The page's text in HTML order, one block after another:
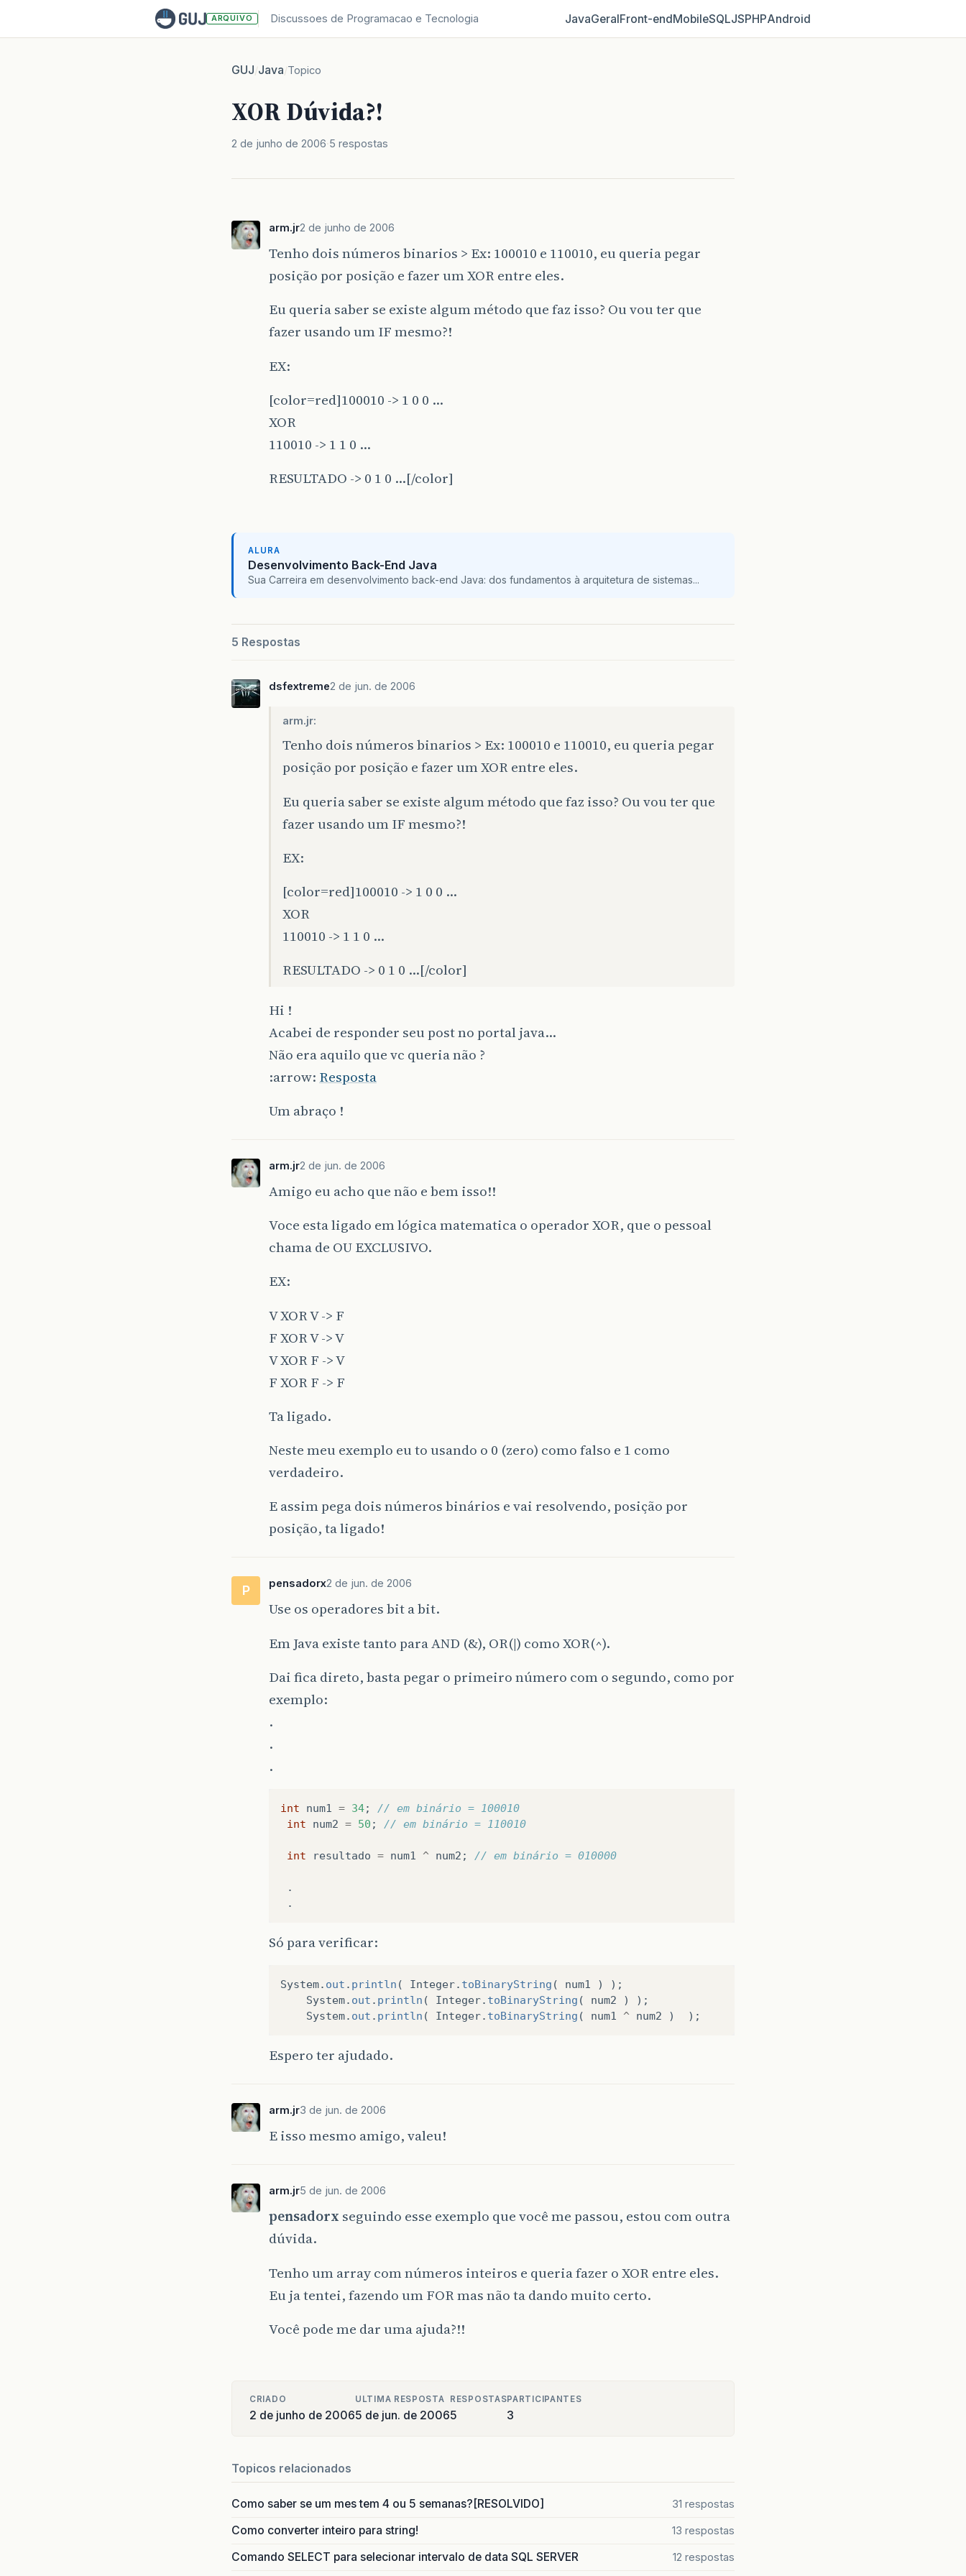
ARQUIVO Discussoes de Programacao e Tecnologia JavaGeralFront‑endMobileSQLJSPHPAndroid
GUJ/Java/Topico
XOR Dúvida?!
2 de junho de 2006 5 respostas
arm.jr2 de junho de 2006
Tenho dois números binarios > Ex: 100010 e 110010, eu queria pegar
posição por posição e fazer um XOR entre eles.
Eu queria saber se existe algum método que faz isso? Ou vou ter que
fazer usando um IF mesmo?!
EX:
[color=red]100010 -> 1 0 0 …
XOR
110010 -> 1 1 0 …
RESULTADO -> 0 1 0 …[/color]
ALURA
Desenvolvimento Back-End Java
Sua Carreira em desenvolvimento back-end Java: dos fundamentos à arquitetura de sistemas...
5 Respostas
dsfextreme2 de jun. de 2006
arm.jr:
Tenho dois números binarios > Ex: 100010 e 110010, eu queria pegar
posição por posição e fazer um XOR entre eles.
Eu queria saber se existe algum método que faz isso? Ou vou ter que
fazer usando um IF mesmo?!
EX:
[color=red]100010 -> 1 0 0 …
XOR
110010 -> 1 1 0 …
RESULTADO -> 0 1 0 …[/color]
Hi !
Acabei de responder seu post no portal java…
Não era aquilo que vc queria não ?
:arrow: Resposta
Um abraço !
arm.jr2 de jun. de 2006
Amigo eu acho que não e bem isso!!
Voce esta ligado em lógica matematica o operador XOR, que o pessoal
chama de OU EXCLUSIVO.
EX:
V XOR V -> F
F XOR V -> V
V XOR F -> V
F XOR F -> F
Ta ligado.
Neste meu exemplo eu to usando o 0 (zero) como falso e 1 como
verdadeiro.
E assim pega dois números binários e vai resolvendo, posição por
posição, ta ligado!
P pensadorx2 de jun. de 2006
Use os operadores bit a bit.
Em Java existe tanto para AND (&), OR(|) como XOR(^).
Dai fica direto, basta pegar o primeiro número com o segundo, como por
exemplo:
.
.
.
int num1 = 34;
// em binário = 100010
int
num2 = 50 ; // em binário = 110010
int resultado = num1 ^ num2 ; // em binário = 010000
.
.
Só para verificar:
System. out . println ( Integer. toBinaryString ( num1 )
);
System. out . println ( Integer. toBinaryString ( num2 )
);
System. out . println ( Integer. toBinaryString ( num1 ^ num2 ) );
Espero ter ajudado.
arm.jr3 de jun. de 2006
E isso mesmo amigo, valeu!
arm.jr5 de jun. de 2006
pensadorx seguindo esse exemplo que você me passou, estou com outra
dúvida.
Tenho um array com números inteiros e queria fazer o XOR entre eles.
Eu ja tentei, fazendo um FOR mas não ta dando muito certo.
Você pode me dar uma ajuda?!!
CRIADO
2 de junho de 2006
ULTIMA RESPOSTA
5 de jun. de 2006
RESPOSTAS
5
PARTICIPANTES
3
Topicos relacionados
Como saber se um mes tem 4 ou 5 semanas?[RESOLVIDO] 31 respostas
Como converter inteiro para string! 13 respostas
Comando SELECT para selecionar intervalo de data SQL SERVER 12 respostas